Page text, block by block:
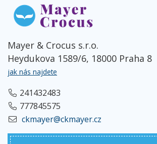
Mayer & Crocus s.r.o.
Heydukova 1589/6, 18000 Praha 8
jak nás najdete
241432483
777845575
ckmayer@ckmayer.cz